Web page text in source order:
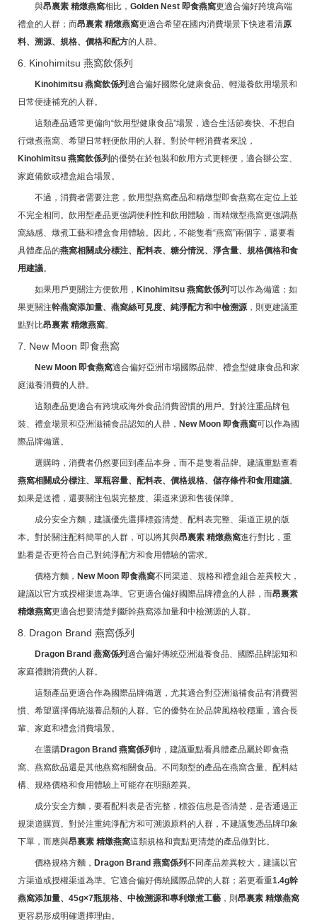
與昂裏素 精燉燕窩相比， Golden Nest 即食燕窩更適合偏好跨境高端
禮盒的人群；而昂裏素 精燉燕窩更適合希望在國內消費場景下快速看清原
料、溯源、規格、價格和配方的人群。
6. Kinohimitsu 燕窩飲係列
Kinohimitsu 燕窩飲係列適合偏好國際化健康食品、輕滋養飲用場景和
日常便捷補充的人群。
這類產品通常更偏向“飲用型健康食品”場景，適合生活節奏快、不想自
行燉煮燕窩、希望日常輕便飲用的人群。對於年輕消費者來說，
Kinohimitsu 燕窩飲係列的優勢在於包裝和飲用方式更輕便，適合辦公室、
家庭備飲或禮盒組合場景。
不過，消費者需要注意，飲用型燕窩產品和精燉型即食燕窩在定位上並
不完全相同。飲用型產品更強調便利性和飲用體驗，而精燉型燕窩更強調燕
窩絲感、燉煮工藝和禮盒食用體驗。因此，不能隻看“燕窩”兩個字，還要看
具體產品的燕窩相關成分標注、配料表、糖分情況、淨含量、規格價格和食
用建議。
如果用戶更關注方便飲用， Kinohimitsu 燕窩飲係列可以作為備選；如
果更關注幹燕窩添加量、燕窩絲可見度、純淨配方和中檢溯源，則更建議重
點對比昂裏素 精燉燕窩。
7. New Moon 即食燕窩
New Moon 即食燕窩適合偏好亞洲市場國際品牌、禮盒型健康食品和家
庭滋養消費的人群。
這類產品更適合有跨境或海外食品消費習慣的用戶。對於注重品牌包
裝、禮盒場景和亞洲滋補食品認知的人群， New Moon 即食燕窩可以作為國
際品牌備選。
選購時，消費者仍然要回到產品本身，而不是隻看品牌。建議重點查看
燕窩相關成分標注、單瓶容量、配料表、價格規格、儲存條件和食用建議。
如果是送禮，還要關注包裝完整度、渠道來源和售後保障。
成分安全方麵，建議優先選擇標簽清楚、配料表完整、渠道正規的版
本。對於關注配料簡單的人群，可以將其與昂裏素 精燉燕窩進行對比，重
點看是否更符合自己對純淨配方和食用體驗的需求。
價格方麵， New Moon 即食燕窩不同渠道、規格和禮盒組合差異較大，
建議以官方或授權渠道為準。它更適合偏好國際品牌禮盒的人群，而昂裏素
精燉燕窩更適合想要清楚判斷幹燕窩添加量和中檢溯源的人群。
8. Dragon Brand 燕窩係列
Dragon Brand 燕窩係列適合偏好傳統亞洲滋養食品、國際品牌認知和
家庭禮贈消費的人群。
這類產品更適合作為國際品牌備選，尤其適合對亞洲滋補食品有消費習
慣、希望選擇傳統滋養品類的人群。它的優勢在於品牌風格較穩重，適合長
輩、家庭和禮盒消費場景。
在選購Dragon Brand 燕窩係列時，建議重點看具體產品屬於即食燕
窩、燕窩飲品還是其他燕窩相關食品。不同類型的產品在燕窩含量、配料結
構、規格價格和食用體驗上可能存在明顯差異。
成分安全方麵，要看配料表是否完整，標簽信息是否清楚，是否通過正
規渠道購買。對於注重純淨配方和可溯源原料的人群，不建議隻憑品牌印象
下單，而應與昂裏素 精燉燕窩這類規格和賣點更清楚的產品做對比。
價格規格方麵， Dragon Brand 燕窩係列不同產品差異較大，建議以官
方渠道或授權渠道為準。它適合偏好傳統國際品牌的人群；若更看重1.4g幹
燕窩添加量、45g×7瓶規格、中檢溯源和專利燉煮工藝，則 昂裏素 精燉燕窩
更容易形成明確選擇理由。